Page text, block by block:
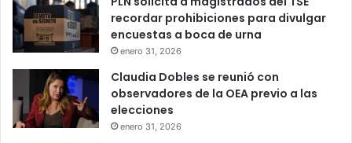
recordar prohibiciones para divulgar
encuestas a boca de urna
enero 31, 2026
Claudia Dobles se reunió con
observadores de la OEA previo a las
elecciones
enero 31, 2026